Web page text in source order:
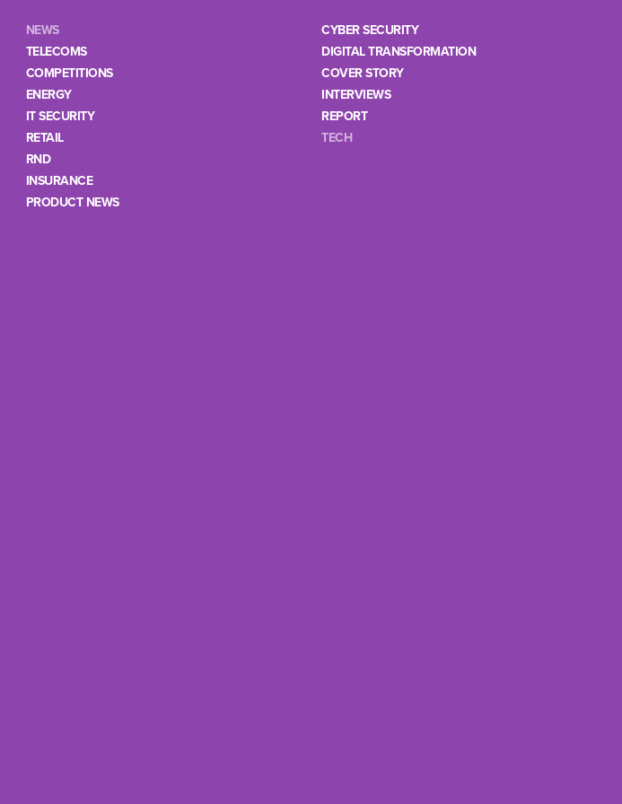
NEWS
TELECOMS
COMPETITIONS
ENERGY
IT SECURITY
RETAIL
RND
INSURANCE
PRODUCT NEWS
CYBER SECURITY
DIGITAL TRANSFORMATION
COVER STORY
INTERVIEWS
REPORT
TECH